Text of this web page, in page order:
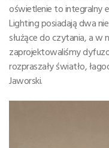
oświetlenie to integralny
Lighting posiadają dwa
służące do czytania, a w
zaprojektowaliśmy
rozpraszały światło,
Jaworski.